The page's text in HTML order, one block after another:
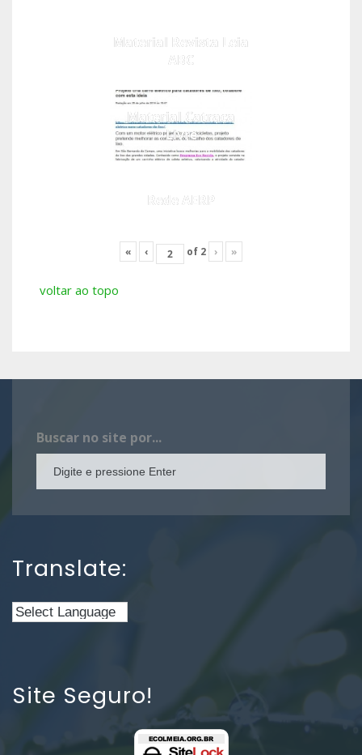
Material Revista Leia
ABC
Material Catraca
Livre
Rede AERP
« ‹ of 2 › »
voltar ao topo
Buscar no site por...
Translate:
Site Seguro!